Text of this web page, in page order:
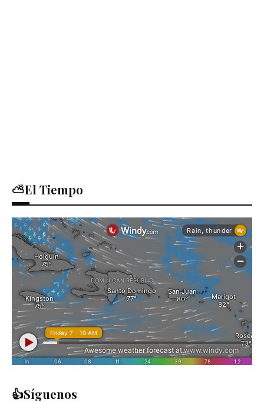
⛅El Tiempo
👍Síguenos